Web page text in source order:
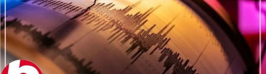
Dursunbey
Edremit